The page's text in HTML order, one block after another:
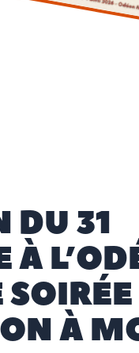
DU 31
À
À